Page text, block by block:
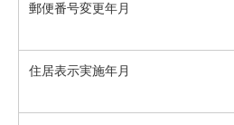
郵便番号変更年月
住居表示実施年月